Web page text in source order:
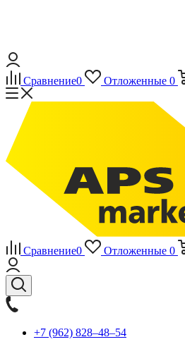
Сравнение0 Отложенные 0
Сравнение0 Отложенные 0
+7 (962) 828‒48‒54